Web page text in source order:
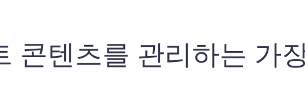
콘텐츠를 관리하는 가